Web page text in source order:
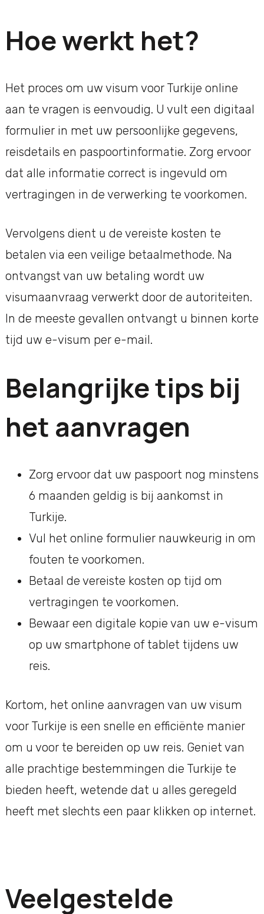
Hoe werkt het?
Het proces om uw visum voor Turkije online
aan te vragen is eenvoudig. U vult een digitaal
formulier in met uw persoonlijke gegevens,
reisdetails en paspoortinformatie. Zorg ervoor
dat alle informatie correct is ingevuld om
vertragingen in de verwerking te voorkomen.
Vervolgens dient u de vereiste kosten te
betalen via een veilige betaalmethode. Na
ontvangst van uw betaling wordt uw
visumaanvraag verwerkt door de autoriteiten.
In de meeste gevallen ontvangt u binnen korte
tijd uw e-visum per e-mail.
Belangrijke tips bij
het aanvragen
Zorg ervoor dat uw paspoort nog minstens
6 maanden geldig is bij aankomst in
Turkije.
Vul het online formulier nauwkeurig in om
fouten te voorkomen.
Betaal de vereiste kosten op tijd om
vertragingen te voorkomen.
Bewaar een digitale kopie van uw e-visum
op uw smartphone of tablet tijdens uw
reis.
Kortom, het online aanvragen van uw visum
voor Turkije is een snelle en efficiënte manier
om u voor te bereiden op uw reis. Geniet van
alle prachtige bestemmingen die Turkije te
bieden heeft, wetende dat u alles geregeld
heeft met slechts een paar klikken op internet.
Veelgestelde